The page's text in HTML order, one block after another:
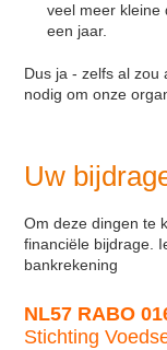
veel meer kleine
een jaar.
Dus ja - zelfs al zou
nodig om onze
Uw
Om deze dingen te
financiële bijdrage.
bankrekening
NL57 RABO
Stichting